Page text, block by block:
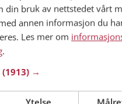
din bruk av nettstedet vårt
annen informasjon du
Les mer om
.
(1913) →
Ytelse